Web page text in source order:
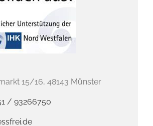
15/16, 48143 Münster
/ 93266750